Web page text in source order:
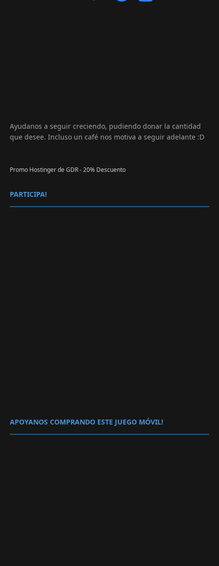
Ayudanos a seguir creciendo, pudiendo donar la cantidad
que desee. Incluso un café nos motiva a seguir adelante :D
Promo Hostinger de GDR - 20% Descuento
PARTICIPA!
APOYANOS COMPRANDO ESTE JUEGO MÓVIL!